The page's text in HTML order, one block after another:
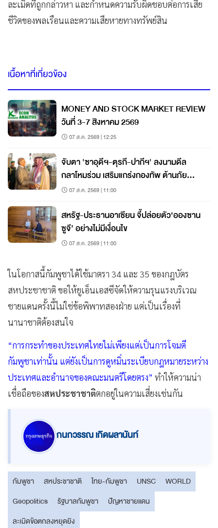
ละเมิดที่ถูกกล่าวหา และกำหนดความรับผิดชอบต่อการเสีย
ชีวิตของพลเรือนและความเสียหายทางทรัพย์สิน
เนื้อหาที่เกี่ยวข้อง
MONEY AND STOCK MARKET REVIEW
วันที่ 3-7 สิงหาคม 2569
07 ส.ค. 2569 | 12:25
จับตา 'ซาอุดีฯ-ตุรกี-ปากีฯ' ลงนามดีล
กลาโหมร่วม เสริมแกร่งกองทัพ ต้านภัย
คุกคาม
07 ส.ค. 2569 | 11:00
สหรัฐ-ประธานอาเซียน จี้ปล่อยตัว‘อองซาน
ซูจี’ อย่างไม่มีเงื่อนไข
07 ส.ค. 2569 | 11:00
ในโอกาสนี้กัมพูชาได้ใช้มาตรา 34 และ 35 ของกฎบัตร
สหประชาชาติ ขอให้ยูเอ็นเอสซีจัดให้ความรุนแรงบริเวณ
ชายแดนครั้งนี้ไม่ใช่ข้อพิพาทสองฝ่าย แต่เป็นเรื่องที่
นานาชาติต้องสนใจ
“การกระทำของประเทศไทยไม่เพียงแต่เป็นการโจมตี
กัมพูชาเท่านั้น แต่ยังเป็นการดูหมิ่นระเบียบกฎหมายระหว่าง
ประเทศและอำนาจของคณะมนตรีโดยตรง” ทำให้ความน่า
เชื่อถือของสหประชาชาติตกอยู่ในความเสี่ยงเช่นกัน
กนกวรรณ เกิดผลานันท์
กัมพูชา สหประชาชาติ ไทย-กัมพูชา UNSC
WORLD
Geopolitics
รัฐบาลกัมพูชา
ปัญหาชายแดน
ละเมิดข้อตกลงหยุดยิง